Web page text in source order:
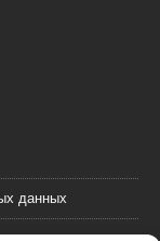
данных